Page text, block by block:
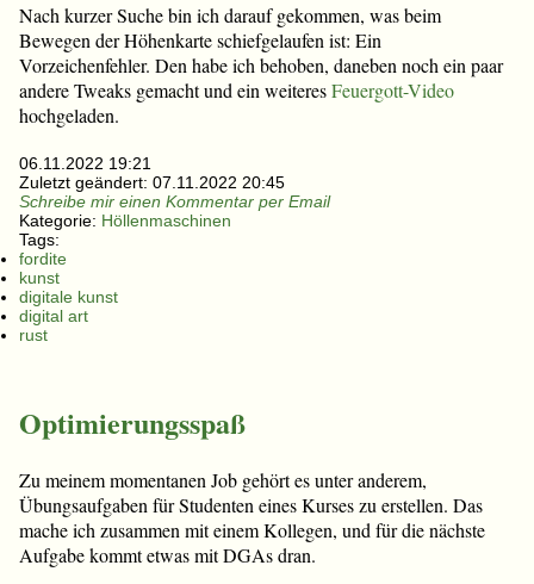
Nach kurzer Suche bin ich darauf gekommen, was beim
Bewegen der Höhenkarte schiefgelaufen ist: Ein
Vorzeichenfehler. Den habe ich behoben, daneben noch ein paar
andere Tweaks gemacht und ein weiteresFeuergott-Video
hochgeladen.
06.11.2022 19:21
Zuletzt geändert: 07.11.2022 20:45
Schreibe mir einen Kommentar per Email
Kategorie: Höllenmaschinen
Tags:
fordite
kunst
digitale kunst
digital art
rust
Optimierungsspaß
Zu meinem momentanen Job gehört es unter anderem,
Übungsaufgaben für Studenten eines Kurses zu erstellen. Das
mache ich zusammen mit einem Kollegen, und für die nächste
Aufgabe kommt etwas mit DGAs dran.